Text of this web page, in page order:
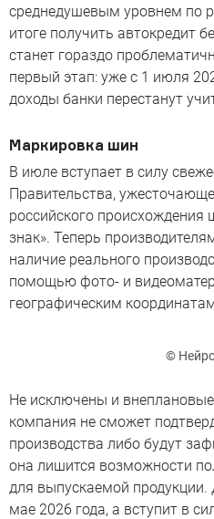
среднедушевым уровнем по
итоге получить автокредит
станет гораздо
первый этап: уже с 1 июля
доходы банки перестанут
Маркировка шин
В июле вступает в силу
Правительства,
российского происхождения
знак». Теперь
наличие реального
помощью фото- и
географическим
©
Не исключены и
компания не сможет
производства либо будут
она лишится возможности
для выпускаемой
мае 2026 года, а вступит в